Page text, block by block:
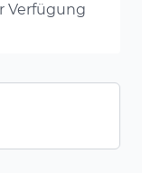
Verfügung